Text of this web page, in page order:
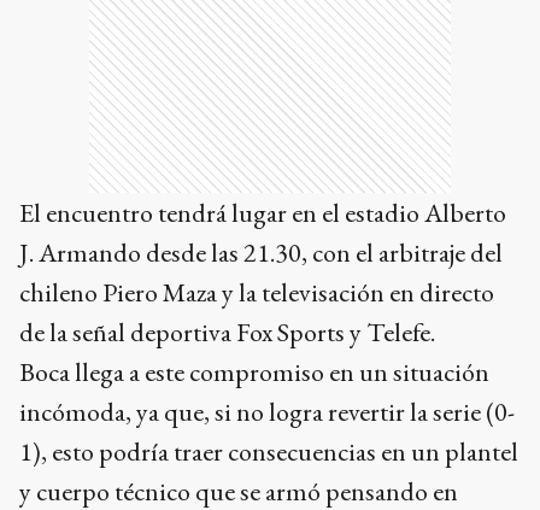
El encuentro tendrá lugar en el estadio Alberto
J. Armando desde las 21.30, con el arbitraje del
chileno Piero Maza y la televisación en directo
de la señal deportiva Fox Sports y Telefe.
Boca llega a este compromiso en un situación
incómoda, ya que, si no logra revertir la serie (0-
1), esto podría traer consecuencias en un plantel
y cuerpo técnico que se armó pensando en